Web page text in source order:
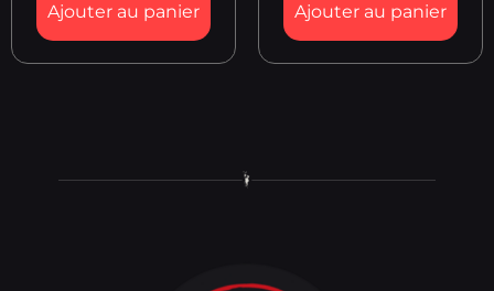
Ajouter au panier Ajouter au panier